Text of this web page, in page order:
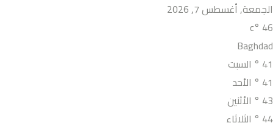
الجمعة, أغسطس 7, 2026
46
°c
Baghdad
41
° السبت
41
° الأحد
43
° الأثنين
44
° الثلاثاء